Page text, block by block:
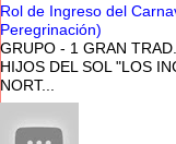
Rol de Ingreso del
Peregrinación)
GRUPO - 1 GRAN
HIJOS DEL SOL "LOS
NORT...